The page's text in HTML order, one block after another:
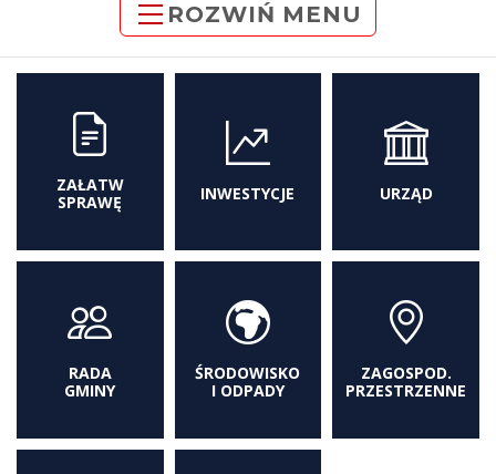
ROZWIŃ MENU
ZAŁATW
SPRAWĘ
INWESTYCJE URZĄD
RADA
GMINY
ŚRODOWISKO
I ODPADY
ZAGOSPOD.
PRZESTRZENNE